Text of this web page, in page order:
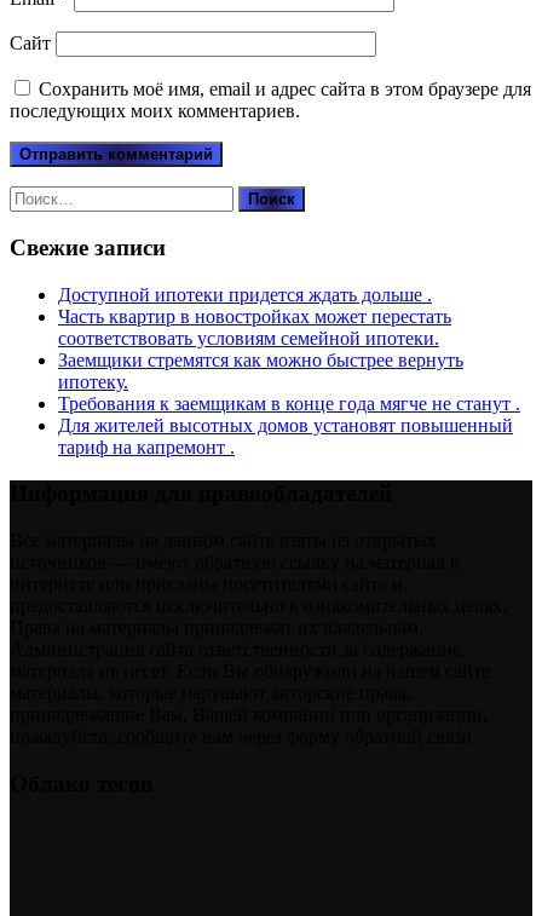
Сайт
Сохранить моё имя, email и адрес сайта в этом браузере для
последующих моих комментариев.
Найти:
Свежие записи
Доступной ипотеки придется ждать дольше .
Часть квартир в новостройках может перестать
соответствовать условиям семейной ипотеки.
Заемщики стремятся как можно быстрее вернуть
ипотеку.
Требования к заемщикам в конце года мягче не станут .
Для жителей высотных домов установят повышенный
тариф на капремонт .